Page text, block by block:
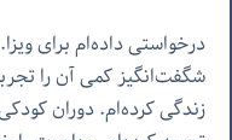
درخواستی داده‌ام برای
شگفت‌انگیز کمی آن را
زندگی کرده‌ام. دوران